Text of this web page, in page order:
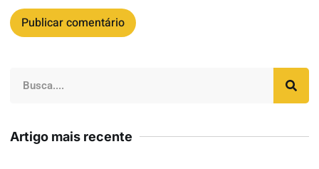
Artigo mais recente